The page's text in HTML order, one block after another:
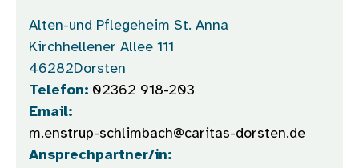
Alten-und Pflegeheim St. Anna
Kirchhellener Allee 111
46282Dorsten
Telefon: 02362 918-203
Email:
m.enstrup-schlimbach@caritas-dorsten.de
Ansprechpartner/in: